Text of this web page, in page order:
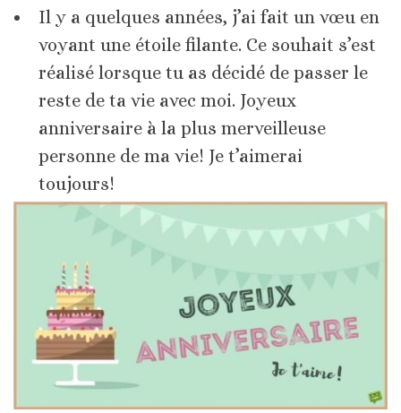
Il y a quelques années, j’ai fait un vœu en
voyant une étoile filante. Ce souhait s’est
réalisé lorsque tu as décidé de passer le
reste de ta vie avec moi. Joyeux
anniversaire à la plus merveilleuse
personne de ma vie! Je t’aimerai
toujours!